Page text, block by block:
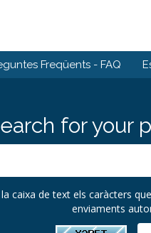
Freqüents - FAQ
for your
caixa de text els caràcters
enviaments